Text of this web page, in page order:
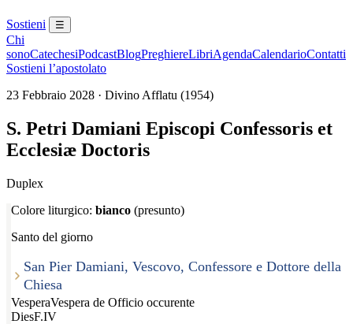
Sostieni ☰
Chi
sonoCatechesiPodcastBlogPreghiereLibriAgendaCalendarioContatti
Sostieni l’apostolato
23 Febbraio 2028 · Divino Afflatu (1954)
S. Petri Damiani Episcopi Confessoris et
Ecclesiæ Doctoris
Duplex
Colore liturgico: bianco (presunto)
Santo del giorno
San Pier Damiani, Vescovo, Confessore e Dottore della
Chiesa
VesperaVespera de Officio occurente
DiesF.IV